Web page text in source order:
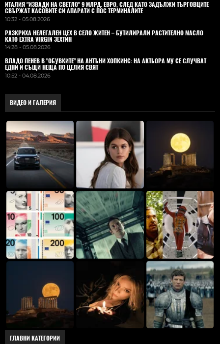
ИТАЛИЯ "ИЗВАДИ НА СВЕТЛО" 9 МЛРД. ЕВРО, СЛЕД КАТО ЗАДЪЛЖИ ТЪРГОВЦИТЕ
СВЪРЖАТ КАСОВИТЕ СИ АПАРАТИ С ПОС ТЕРМИНАЛИТЕ
10:32 - 05.08.2026
РАЗКРИХА НЕЛЕГАЛЕН ЦЕХ В СЕЛО ЖИТЕН – БУТИЛИРАЛИ РАСТИТЕЛНО МАСЛО
КАТО EXTRA VIRGIN ЗЕХТИН
14:28 - 05.08.2026
ВЛАДO ПЕНЕВ В "ОБУВКИТЕ" НА АНТЪНИ ХОПКИНС: НА АКТЬОРА МУ СЕ СЛУЧВАТ
ЕДНИ И СЪЩИ НЕЩА ПО ЦЕЛИЯ СВЯТ
10:52 - 04.08.2026
ВИДЕО И ГАЛЕРИЯ
ГЛАВНИ КАТЕГОРИИ